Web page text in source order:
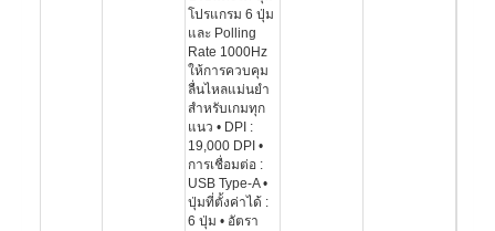
โปรแกรม 6 ปุ่ม
และ Polling
Rate 1000Hz
ให้การควบคุม
ลื่นไหลแม่นยำ
สำหรับเกมทุก
แนว • DPI :
19,000 DPI •
การเชื่อมต่อ :
USB Type-A •
ปุ่มที่ตั้งค่าได้ :
6 ปุ่ม • อัตรา